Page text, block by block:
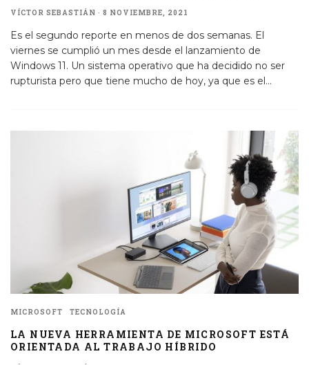
VÍCTOR SEBASTIÁN · 8 NOVIEMBRE, 2021
Es el segundo reporte en menos de dos semanas. El
viernes se cumplió un mes desde el lanzamiento de
Windows 11. Un sistema operativo que ha decidido no ser
rupturista pero que tiene mucho de hoy, ya que es el...
MICROSOFT TECNOLOGÍA
LA NUEVA HERRAMIENTA DE MICROSOFT ESTÁ
ORIENTADA AL TRABAJO HÍBRIDO